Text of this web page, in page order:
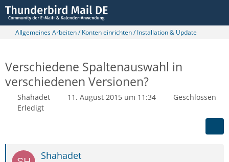
Allgemeines Arbeiten / Konten einrichten / Installation & Update
Verschiedene Spaltenauswahl in
verschiedenen Versionen?
Shahadet 11. August 2015 um 11:34
Geschlossen
Erledigt
Shahadet